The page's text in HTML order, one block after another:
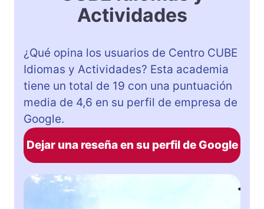
Actividades
¿Qué opina los usuarios de Centro CUBE
Idiomas y Actividades? Esta academia
tiene un total de 19 con una puntuación
media de 4,6 en su perfil de empresa de
Google.
Dejar una reseña en su perfil de Google